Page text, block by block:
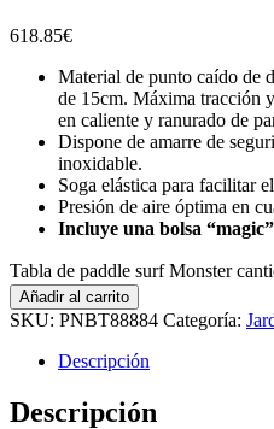
618.85€
Material de punto caído de
de 15cm. Máxima tracción
en caliente y ranurado de
Dispone de amarre de
inoxidable.
Soga elástica para facilitar
Presión de aire óptima en
Incluye una bolsa
Tabla de paddle surf Monster
Añadir al carrito
SKU: PNBT88884 Categoría:
Descripción
Descripción